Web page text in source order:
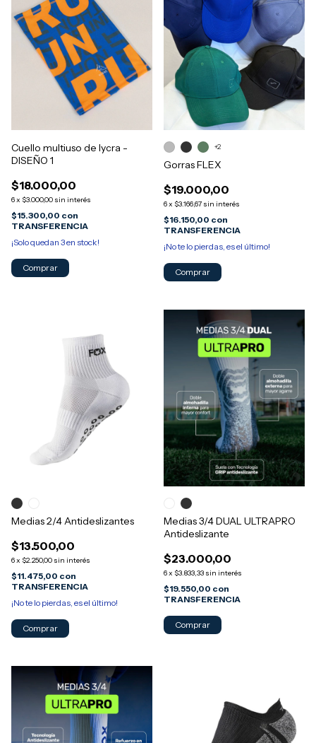
Cuello multiuso de lycra -
DISEÑO 1
$18.000,00
6x $3.000,00 sin interés
$15.300,00 con
TRANSFERENCIA
¡Solo quedan 3en stock!
Gorras FLEX
$19.000,00
6x $3.166,67 sin interés
$16.150,00 con
TRANSFERENCIA
¡No te lo pierdas, es el último!
+2
Comprar
Medias 2/4 Antideslizantes
$13.500,00
6x $2.250,00 sin interés
$11.475,00 con
TRANSFERENCIA
¡No te lo pierdas, es el último!
Comprar
Medias 3/4 DUAL ULTRAPRO
Antideslizante
$23.000,00
6x $3.833,33 sin interés
$19.550,00 con
TRANSFERENCIA
Comprar